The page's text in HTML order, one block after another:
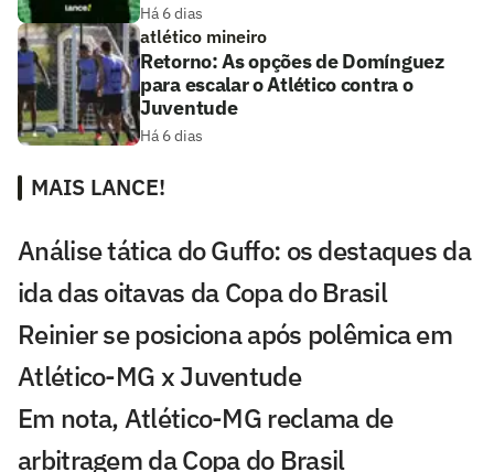
Há 6 dias
atlético mineiro
Retorno: As opções de Domínguez
para escalar o Atlético contra o
Juventude
Há 6 dias
MAIS LANCE!
Análise tática do Guffo: os destaques da
ida das oitavas da Copa do Brasil
Reinier se posiciona após polêmica em
Atlético-MG x Juventude
Em nota, Atlético-MG reclama de
arbitragem da Copa do Brasil